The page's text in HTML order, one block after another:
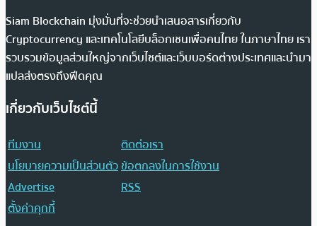
Siam Blockchain มุ่งมั่นที่จะช่วยนำเสนอสารเกี่ยวกับ
Cryptocurrency และเทคโนโลยีบล็อกเชนเพื่อคนไทย ในภาษาไทย เรา
รวบรวมข้อมูลส่วนใหญ่จากเว็บไซต์และเว็บบอร์ดต่างประเทศและนำมา
แปลส่งตรงถึงฟีดคุณ
เกี่ยวกับเว็บไซต์นี้
ทีมงาน
ติดต่อเรา
นโยบายความเป็นส่วนตัวข้อตกลงในการใช้งาน
Advertise
RSS
ตั้งค่าคุกกี้